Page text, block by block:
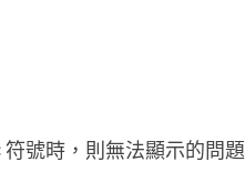
號時，則無法顯示的問題